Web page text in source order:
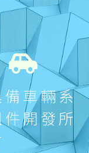
車輛系
開發所